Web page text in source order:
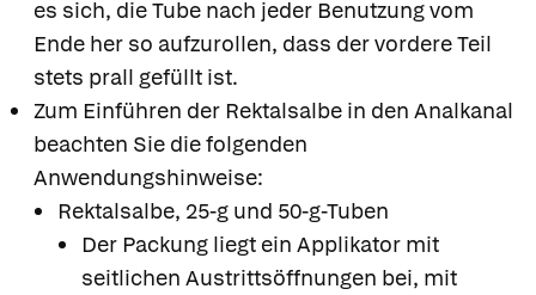
es sich, die Tube nach jeder Benutzung vom
Ende her so aufzurollen, dass der vordere Teil
stets prall gefüllt ist.
Zum Einführen der Rektalsalbe in den Analkanal
beachten Sie die folgenden
Anwendungshinweise:
Rektalsalbe, 25-g und 50-g-Tuben
Der Packung liegt ein Applikator mit
seitlichen Austrittsöffnungen bei, mit